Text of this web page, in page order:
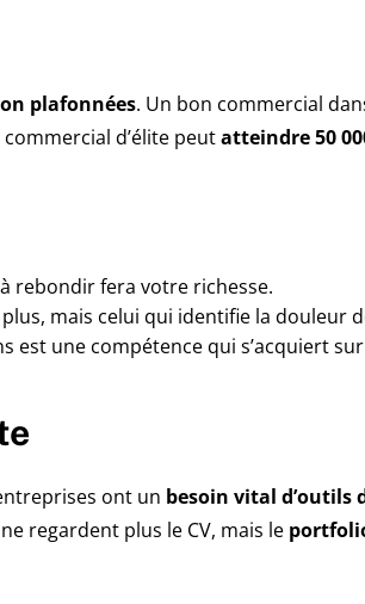
plafonnées. Un bon commercial
d’élite peutatteindre50
rebondir fera votre richesse.
mais celui qui identifie la douleur
une compétence qui s’acquiert
ont un besoin vital d’outils
regardent plus le CV, mais le